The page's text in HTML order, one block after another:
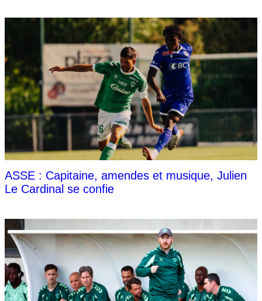
ASSE : Capitaine, amendes et musique, Julien
Le Cardinal se confie